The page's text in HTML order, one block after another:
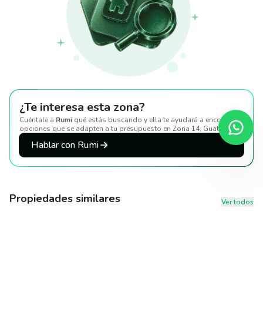
¿Te interesa esta zona?
Cuéntale a Rumi qué estás buscando y ella te ayudará a encontrar
opciones que se adapten a tu presupuesto en Zona 14, Guatemala.
Hablar con Rumi
Propiedades similares Ver todos